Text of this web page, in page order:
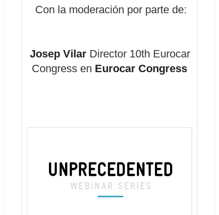
Con la moderación por parte de:
Josep Vilar Director 10th Eurocar
Congress en Eurocar Congress